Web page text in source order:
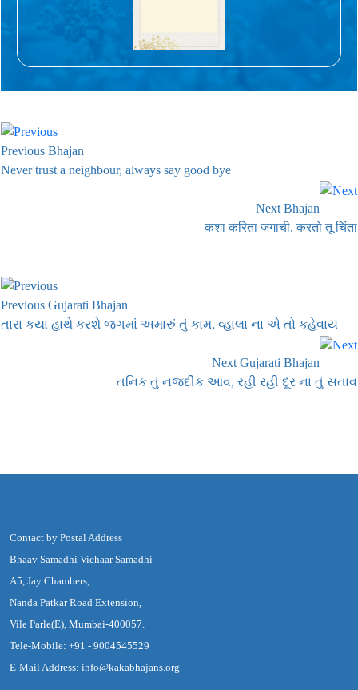
Previous Bhajan
Never trust a neighbour, always say good bye
Next Bhajan
कशा करिता जगाची, करतो तू चिंता
Previous Gujarati Bhajan
તારા કયા હાથે કરશે જગમાં અમારું તું કામ, વ્હાલા ના એ તો કહેવાય
Next Gujarati Bhajan
તનિક તું નજદીક આવ, રહી રહી દૂર ના તું સતાવ
Contact by Postal Address
Bhaav Samadhi Vichaar Samadhi
A5, Jay Chambers,
Nanda Patkar Road Extension,
Vile Parle(E), Mumbai-400057.
Tele-Mobile: +91 - 9004545529
E-Mail Address: info@kakabhajans.org